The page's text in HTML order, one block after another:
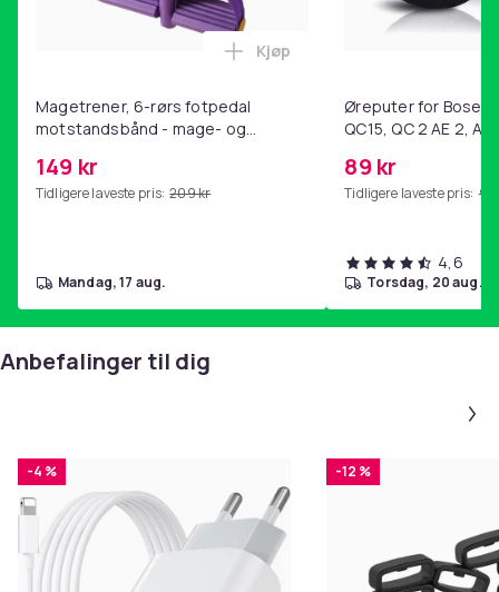
Magetrener, 6-rørs fotpedal
motstandsbånd - mage- og
hjemmegymnastikk Purple
149 kr
Tidligere laveste pris: 209 kr
Legg Magetrener, 6-rørs
Kjøp
mandag, 17 aug.
Øreputer for Bose
QC15, QC 2 AE 2, AE
89 kr
Tidligere laveste pris: 99
4,6
torsdag, 20 aug.
Anbefalinger til dig
-4 % -12 %